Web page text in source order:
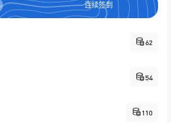
连续签到
62
54
110